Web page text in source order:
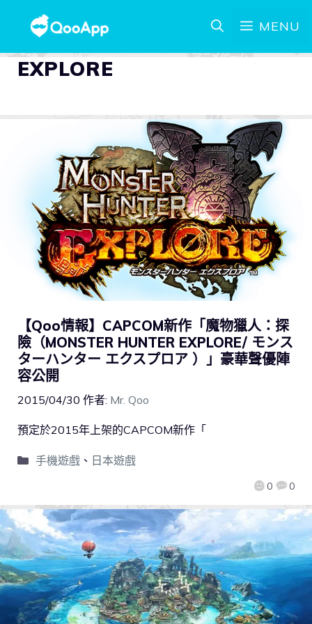
MENU
EXPLORE
【Qoo情報】CAPCOM新作「魔物獵人：探
險（MONSTER HUNTER EXPLORE/ モンス
ターハンター エクスプロア ）」豪華聲優陣
容公開
2015/04/30 作者: Mr. Qoo
0 0
預定於2015年上架的CAPCOM新作「
手機遊戲、 日本遊戲